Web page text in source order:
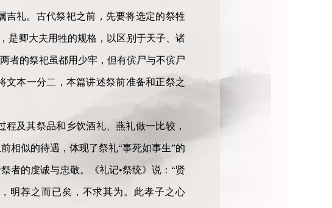
吉礼。古代祭祀之前，先要将选定的祭牲
是卿大夫用牲的规格，以区别于天子、诸
者的祭祀虽都用少牢，但有傧尸与不傧尸
文本一分二，本篇讲述祭前准备和正祭之
及其祭品和乡饮酒礼、燕礼做一比较，
相似的待遇，体现了祭礼“事死如事生”的
者的虔诚与忠敬。《礼记•祭统》说：“贤
明荐之而已矣，不求其为。此孝子之心